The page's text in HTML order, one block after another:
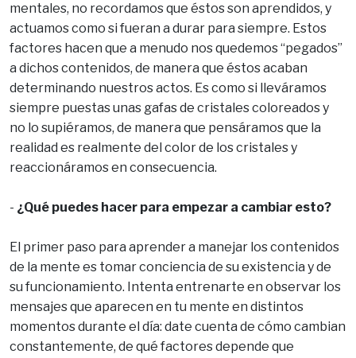
mentales, no recordamos que éstos son aprendidos, y
actuamos como si fueran a durar para siempre. Estos
factores hacen que a menudo nos quedemos “pegados”
a dichos contenidos, de manera que éstos acaban
determinando nuestros actos. Es como si lleváramos
siempre puestas unas gafas de cristales coloreados y
no lo supiéramos, de manera que pensáramos que la
realidad es realmente del color de los cristales y
reaccionáramos en consecuencia.
- ¿Qué puedes hacer para empezar a cambiar esto?
El primer paso para aprender a manejar los contenidos
de la mente es tomar conciencia de su existencia y de
su funcionamiento. Intenta entrenarte en observar los
mensajes que aparecen en tu mente en distintos
momentos durante el día: date cuenta de cómo cambian
constantemente, de qué factores depende que